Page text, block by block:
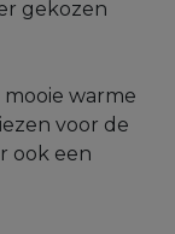
gekozen
warme
voor de
ook een